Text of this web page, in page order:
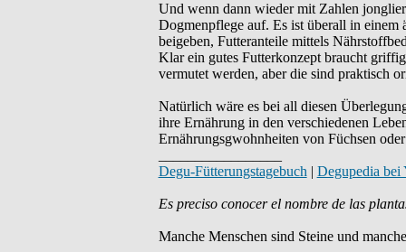
Und wenn dann wieder mit Zahlen
Dogmenpflege auf. Es ist überall in einem
beigeben, Futteranteile mittels
Klar ein gutes Futterkonzept braucht
vermutet werden, aber die sind praktisch
Natürlich wäre es bei all diesen
ihre Ernährung in den verschiedenen
Ernährungsgwohnheiten von Füchsen
Degu-Fütterungstagebuch | Degupedia bei
Es preciso conocer el nombre de las
Manche Menschen sind Steine und